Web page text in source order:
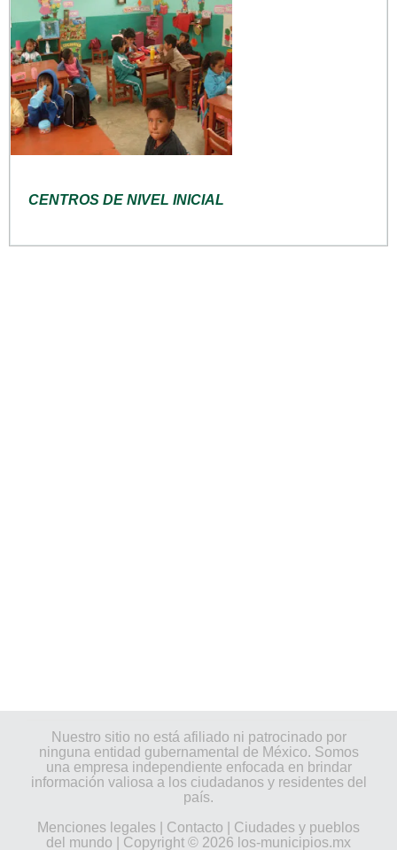
CENTROS DE NIVEL INICIAL
Nuestro sitio no está afiliado ni patrocinado por
ninguna entidad gubernamental de México. Somos
una empresa independiente enfocada en brindar
información valiosa a los ciudadanos y residentes del
país.
Menciones legales
Contacto
Ciudades y pueblos
del mundo | Copyright © 2026 los-municipios.mx